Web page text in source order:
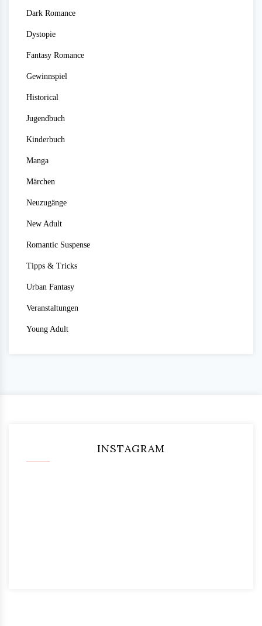
Dark Romance
Dystopie
Fantasy Romance
Gewinnspiel
Historical
Jugendbuch
Kinderbuch
Manga
Märchen
Neuzugänge
New Adult
Romantic Suspense
Tipps & Tricks
Urban Fantasy
Veranstaltungen
Young Adult
INSTAGRAM